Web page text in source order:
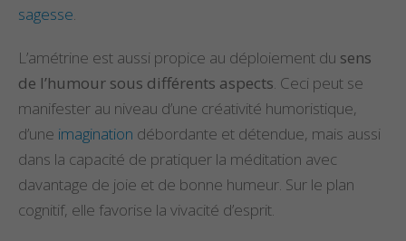
sagesse.
L’amétrine est aussi propice au déploiement du sens
de l’humour sous différents aspects. Ceci peut se
manifester au niveau d’une créativité humoristique,
d’une imagination débordante et détendue, mais aussi
dans la capacité de pratiquer la méditation avec
davantage de joie et de bonne humeur. Sur le plan
cognitif, elle favorise la vivacité d’esprit.